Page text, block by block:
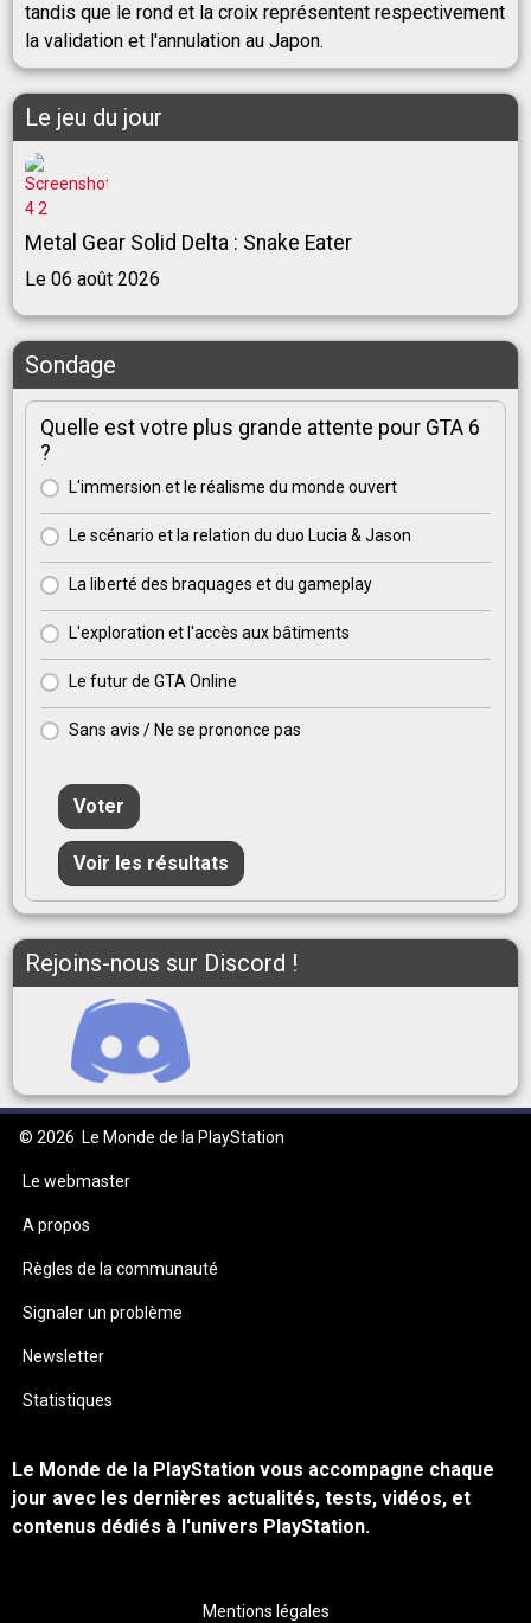
tandis que le rond et la croix représentent respectivement
la validation et l'annulation au Japon.
Le jeu du jour
Metal Gear Solid Delta : Snake Eater
Le 06 août 2026
Sondage
Quelle est votre plus grande attente pour GTA 6
?
L'immersion et le réalisme du monde ouvert
Le scénario et la relation du duo Lucia & Jason
La liberté des braquages et du gameplay
L'exploration et l'accès aux bâtiments
Le futur de GTA Online
Sans avis / Ne se prononce pas
Voter
Voir les résultats
Rejoins-nous sur Discord !
© 2026 Le Monde de la PlayStation
Le webmaster
A propos
Règles de la communauté
Signaler un problème
Newsletter
Statistiques
Le Monde de la PlayStation vous accompagne chaque
jour avec les dernières actualités, tests, vidéos, et
contenus dédiés à l'univers PlayStation.
Mentions légales